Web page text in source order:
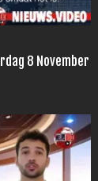
8 November